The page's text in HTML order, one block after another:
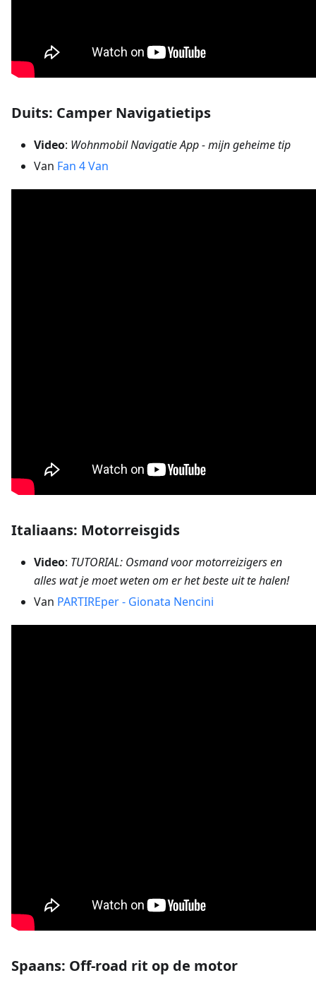
Duits: Camper Navigatietips
Video: Wohnmobil Navigatie App - mijn geheime tip
Van Fan 4 Van
Italiaans: Motorreisgids
Video: TUTORIAL: Osmand voor motorreizigers en
alles wat je moet weten om er het beste uit te halen!
Van PARTIREper - Gionata Nencini
Spaans: Off-road rit op de motor